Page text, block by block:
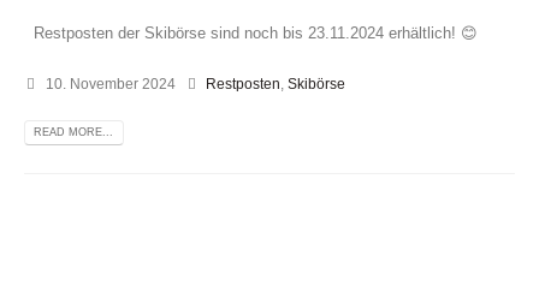
Restposten der Skibörse sind noch bis 23.11.2024 erhältlich! 😊
10. November 2024 Restposten ,Skibörse
READ MORE...